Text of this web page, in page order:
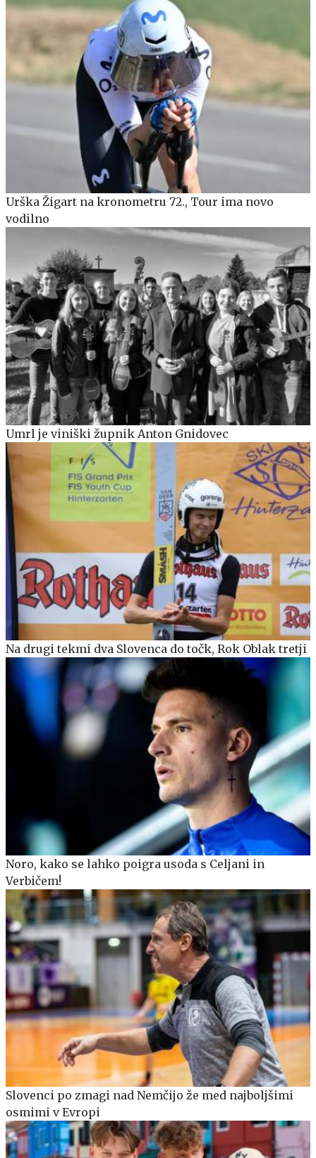
Urška Žigart na kronometru 72., Tour ima novo
vodilno
Umrl je viniški župnik Anton Gnidovec
Na drugi tekmi dva Slovenca do točk, Rok Oblak tretji
Noro, kako se lahko poigra usoda s Celjani in
Verbičem!
Slovenci po zmagi nad Nemčijo že med najboljšimi
osmimi v Evropi